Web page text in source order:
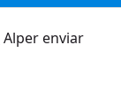
Alper enviar